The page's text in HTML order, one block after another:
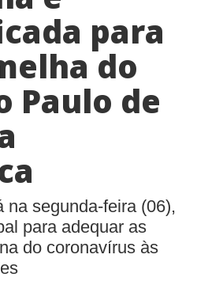
BUSCAR
para
do
Paulo de
na segunda-feira (06),
para adequar as
do coronavírus às